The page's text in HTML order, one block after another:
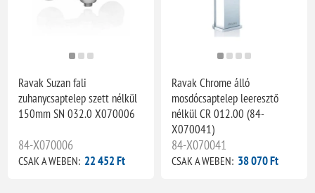
Ravak Suzan fali
zuhanycsaptelep szett nélkül
150mm SN 032.0 X070006
84-X070006
CSAK A WEBEN: 22 452 Ft
Ravak Chrome álló
mosdócsaptelep leeresztő
nélkül CR 012.00 (84-
X070041)
84-X070041
CSAK A WEBEN: 38 070 Ft